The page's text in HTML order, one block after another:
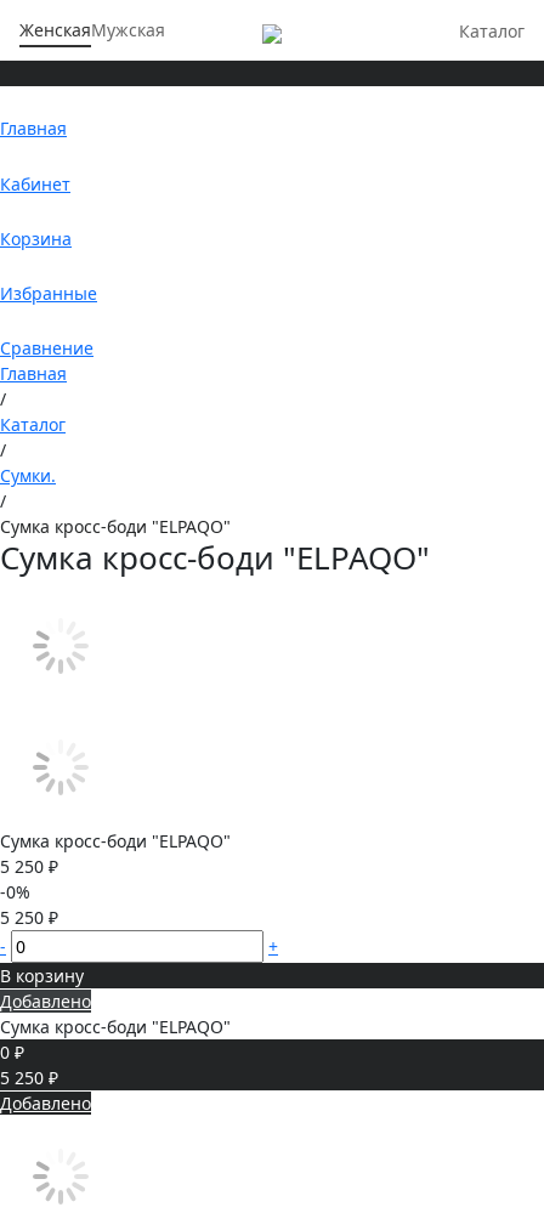
ЖенскаяМужская Каталог
Главная
Кабинет
Корзина
Избранные
Сравнение
Главная
/
Каталог
/
Сумки.
/
Сумка кросс-боди "ELPAQO"
Сумка кросс-боди "ELPAQO"
Сумка кросс-боди "ELPAQO"
5 250 ₽
-0%
5 250 ₽
-
+
В корзину
Добавлено
Сумка кросс-боди "ELPAQO"
0 ₽
5 250 ₽
Добавлено